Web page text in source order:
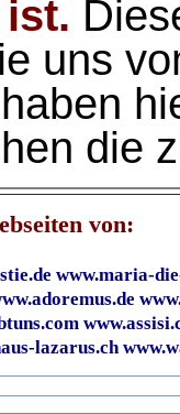
uns
die
von:
www.maria-
lazarus.ch